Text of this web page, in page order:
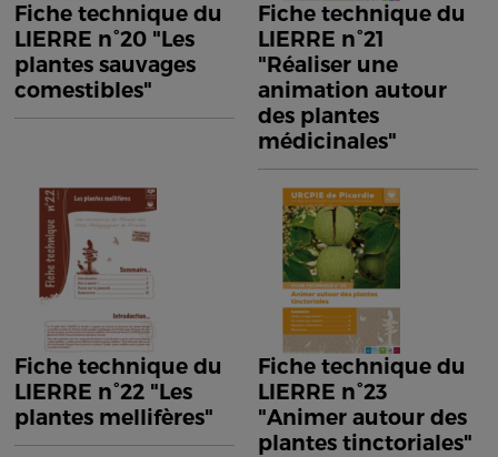
Fiche technique du
LIERRE n°20 "Les
plantes sauvages
comestibles"
Fiche technique du
LIERRE n°21
"Réaliser une
animation autour
des plantes
médicinales"
Fiche technique du
LIERRE n°22 "Les
plantes mellifères"
Fiche technique du
LIERRE n°23
"Animer autour des
plantes tinctoriales"